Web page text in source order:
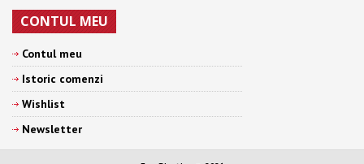
CONTUL MEU
Contul meu
Istoric comenzi
Wishlist
Newsletter